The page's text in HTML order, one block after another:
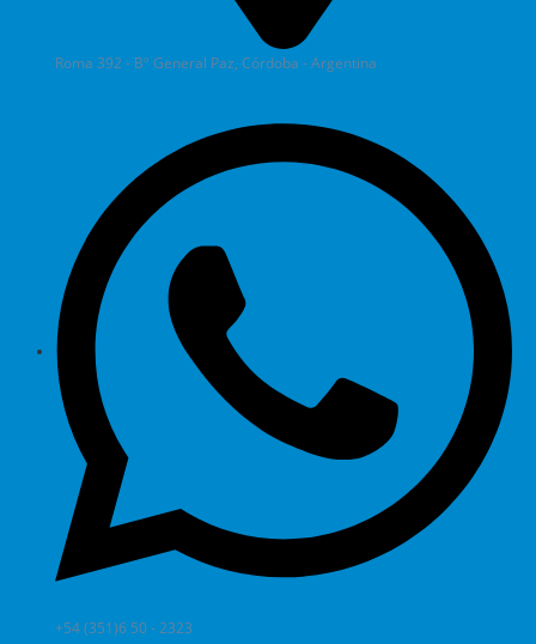
Roma 392 - Bº General Paz, Córdoba - Argentina
+54 (351)6 50 - 2323